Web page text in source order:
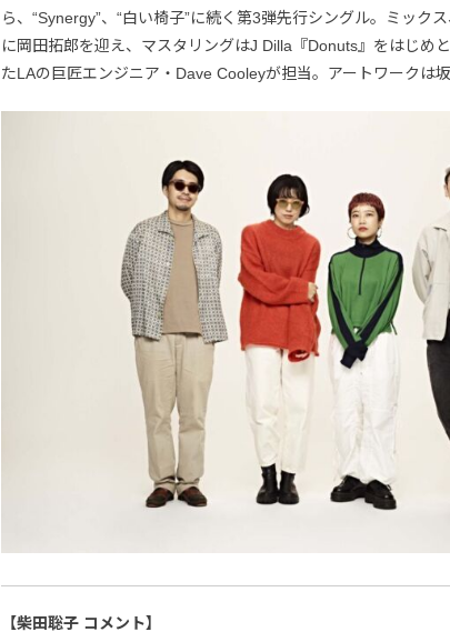
ら、“Synergy”、“白い椅子”に続く第3弾先行シングル。ミック
に岡田拓郎を迎え、マスタリングはJ Dilla『Donuts』をはじめ
たLAの巨匠エンジニア・Dave Cooleyが担当。アートワークは坂
【柴田聡子 コメント】